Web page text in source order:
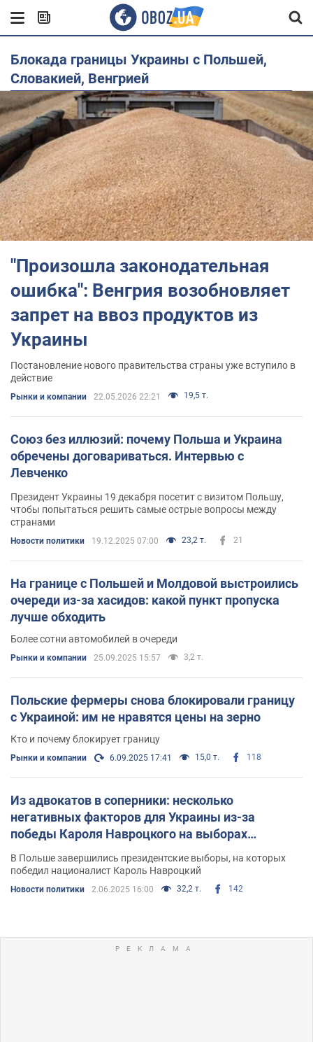
Блокада границы Украины с Польшей,
Словакией, Венгрией
"Произошла законодательная
ошибка": Венгрия возобновляет
запрет на ввоз продуктов из
Украины
Постановление нового правительства страны уже вступило в
действие
Рынки и компании 22.05.2026 22:21 19,5 т.
Союз без иллюзий: почему Польша и Украина
обречены договариваться. Интервью с
Левченко
Президент Украины 19 декабря посетит с визитом Польшу,
чтобы попытаться решить самые острые вопросы между
странами
Новости политики 19.12.2025 07:00 23,2 т. 21
На границе с Польшей и Молдовой выстроились
очереди из-за хасидов: какой пункт пропуска
лучше обходить
Более сотни автомобилей в очереди
Рынки и компании 25.09.2025 15:57 3,2 т.
Польские фермеры снова блокировали границу
с Украиной: им не нравятся цены на зерно
Кто и почему блокирует границу
Рынки и компании 6.09.2025 17:41 15,0 т. 118
Из адвокатов в соперники: несколько
негативных факторов для Украины из-за
победы Кароля Навроцкого на выборах
В Польше завершились президентские выборы, на которых
победил националист Кароль Навроцкий
Новости политики 2.06.2025 16:00 32,2 т. 142